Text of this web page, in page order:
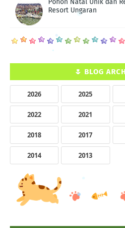
Pohon Natal Unik dan
Resort Ungaran
🌷 BLOG
2026 2025
2022 2021
2018 2017
2014 2013